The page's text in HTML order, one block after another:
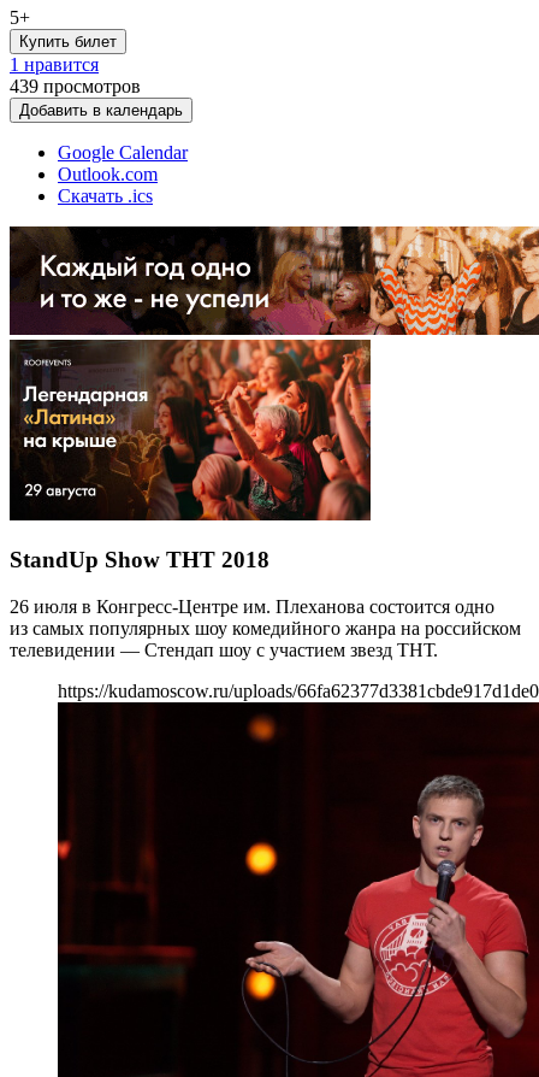
5+
Купить билет
1 нравится
439 просмотров
Добавить в календарь
Google Calendar
Outlook.com
Скачать .ics
StandUp Show ТНТ 2018
26 июля в Конгресс-Центре им. Плеханова состоится одно
из самых популярных шоу комедийного жанра на российском
телевидении — Стендап шоу с участием звезд ТНТ.
https://kudamoscow.ru/uploads/